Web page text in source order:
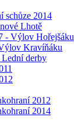
schůze 2014
Lhotě
- Výlov Hořejšáku
Kravíňáku
derby
2012
2014